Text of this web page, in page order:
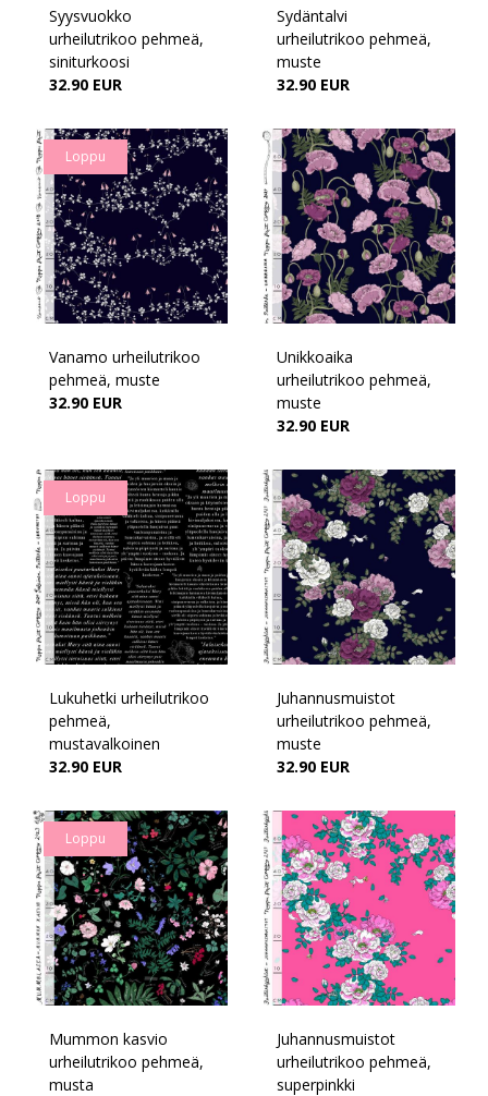
Syysvuokko
urheilutrikoo pehmeä,
siniturkoosi
32.90 EUR
Sydäntalvi
urheilutrikoo pehmeä,
muste
32.90 EUR
Loppu
Vanamo urheilutrikoo
pehmeä, muste
32.90 EUR
Unikkoaika
urheilutrikoo pehmeä,
muste
32.90 EUR
Loppu
Lukuhetki urheilutrikoo
pehmeä,
mustavalkoinen
32.90 EUR
Juhannusmuistot
urheilutrikoo pehmeä,
muste
32.90 EUR
Loppu
Mummon kasvio
urheilutrikoo pehmeä,
musta
Juhannusmuistot
urheilutrikoo pehmeä,
superpinkki